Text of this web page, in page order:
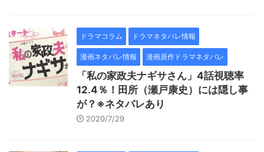
ドラマコラム ドラマネタバレ情報
漫画ネタバレ情報 漫画原作ドラマネタバレ
「私の家政夫ナギサさん」4話視聴率
12.4％！田所（瀬戸康史）には隠し事
が？※ネタバレあり
2020/7/29